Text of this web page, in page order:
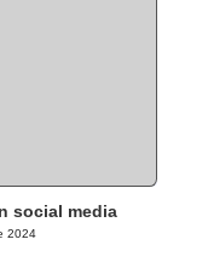
social media
2024